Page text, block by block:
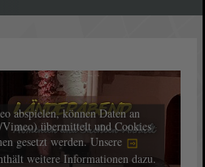
abspielen, können Daten an
übermittelt und Cookies
gesetzt werden. Unsere
weitere Informationen dazu.